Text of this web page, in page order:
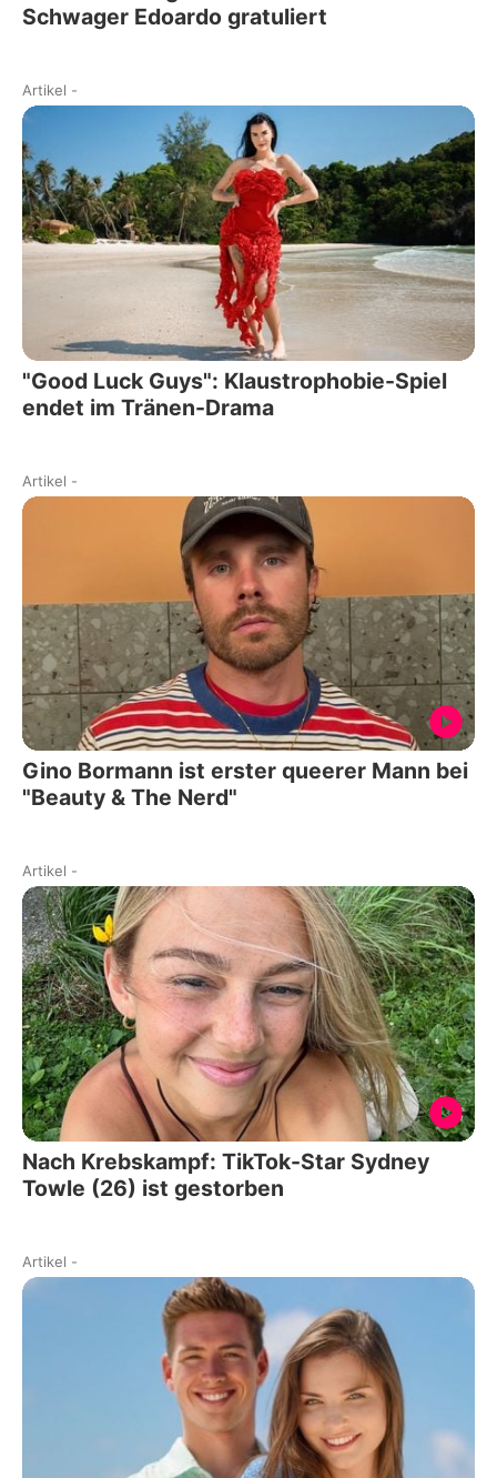
Schwager Edoardo gratuliert
Artikel -
"Good Luck Guys": Klaustrophobie-Spiel
endet im Tränen-Drama
Artikel -
Gino Bormann ist erster queerer Mann bei
"Beauty & The Nerd"
Artikel -
Nach Krebskampf: TikTok-Star Sydney
Towle (26) ist gestorben
Artikel -